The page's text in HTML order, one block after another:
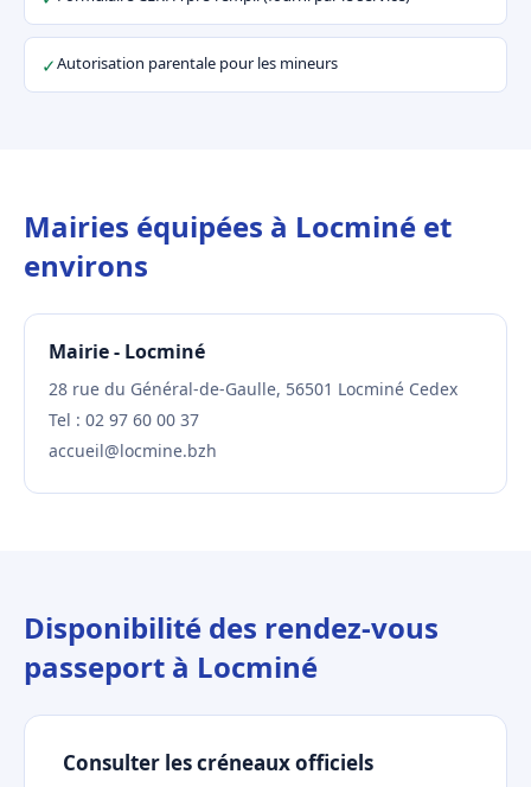
✓Autorisation parentale pour les mineurs
Mairies équipées à Locminé et
environs
Mairie - Locminé
28 rue du Général-de-Gaulle, 56501 Locminé Cedex
Tel : 02 97 60 00 37
accueil@locmine.bzh
Disponibilité des rendez-vous
passeport à Locminé
Consulter les créneaux officiels